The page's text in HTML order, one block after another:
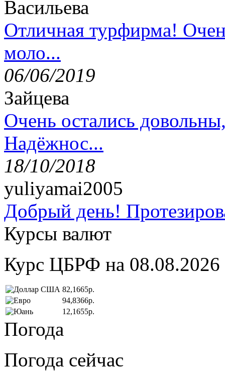
Васильева
Отличная турфирма!
моло...
06/06/2019
Зайцева
Очень остались
Надёжнос...
18/10/2018
yuliyamai2005
Добрый день!
Курсы валют
Курс ЦБРФ на 08.08.2026
82,1665р.
94,8366р.
12,1655р.
Погода
Погода сейчас